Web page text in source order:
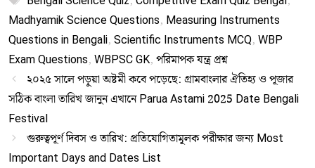
Madhyamik Science Questions, Measuring Instruments
Questions in Bengali, Scientific Instruments MCQ, WBP
Exam Questions, WBPSC GK, পরিমাপক যন্ত্র প্রশ্ন
২০২৫ সালে পড়ুয়া অষ্টমী কবে পড়েছে: গ্রামবাংলার ঐতিহ্য ও পূজার
সঠিক বাংলা তারিখ জানুন এখানে Parua Astami 2025 Date Bengali
Festival
গুরুত্বপূর্ণ দিবস ও তারিখ: প্রতিযোগিতামূলক পরীক্ষার জন্য Most
Important Days and Dates List